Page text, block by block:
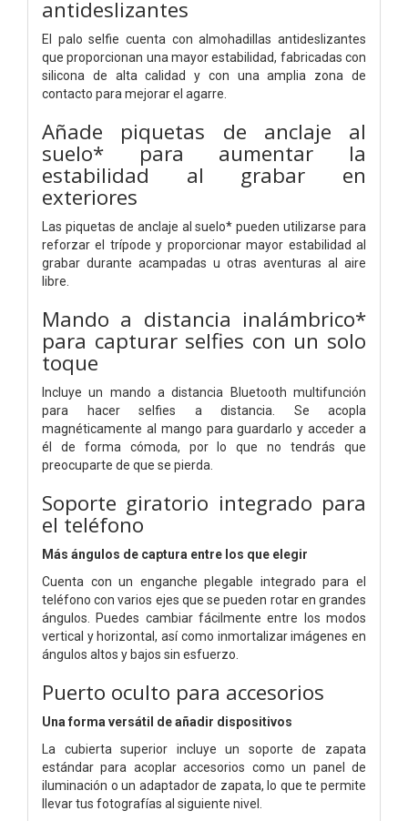
antideslizantes
El palo selfie cuenta con almohadillas antideslizantes
que proporcionan una mayor estabilidad, fabricadas con
silicona de alta calidad y con una amplia zona de
contacto para mejorar el agarre.
Añade piquetas de anclaje al
suelo* para aumentar la
estabilidad al grabar en
exteriores
Las piquetas de anclaje al suelo* pueden utilizarse para
reforzar el trípode y proporcionar mayor estabilidad al
grabar durante acampadas u otras aventuras al aire
libre.
Mando a distancia inalámbrico*
para capturar selfies con un solo
toque
Incluye un mando a distancia Bluetooth multifunción
para hacer selfies a distancia. Se acopla
magnéticamente al mango para guardarlo y acceder a
él de forma cómoda, por lo que no tendrás que
preocuparte de que se pierda.
Soporte giratorio integrado para
el teléfono
Más ángulos de captura entre los que elegir
Cuenta con un enganche plegable integrado para el
teléfono con varios ejes que se pueden rotar en grandes
ángulos. Puedes cambiar fácilmente entre los modos
vertical y horizontal, así como inmortalizar imágenes en
ángulos altos y bajos sin esfuerzo.
Puerto oculto para accesorios
Una forma versátil de añadir dispositivos
La cubierta superior incluye un soporte de zapata
estándar para acoplar accesorios como un panel de
iluminación o un adaptador de zapata, lo que te permite
llevar tus fotografías al siguiente nivel.